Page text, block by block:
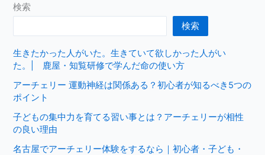
検索
検索
生きたかった人がいた。生きていて欲しかった人がい
た。| 鹿屋・知覧研修で学んだ命の使い方
アーチェリー 運動神経は関係ある？初心者が知るべき5つの
ポイント
子どもの集中力を育てる習い事とは？アーチェリーが相性
の良い理由
名古屋でアーチェリー体験をするなら｜初心者・子ども・